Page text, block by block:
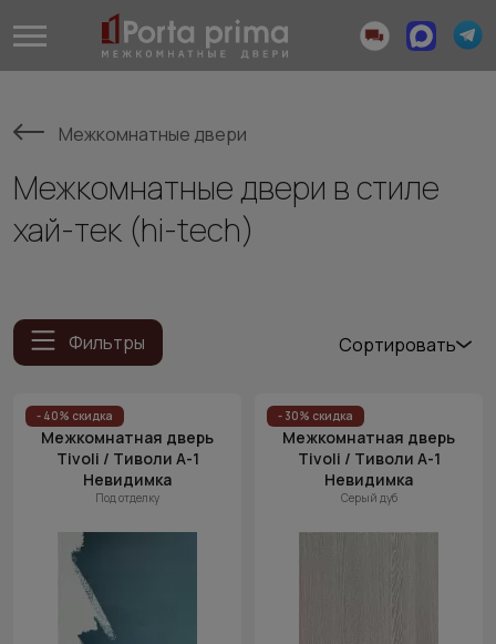
Межкомнатные двери
Межкомнатные двери в стиле
хай-тек (hi-tech)
Фильтры
Сортировать
Цена
(возр.)
Цена (убыв.)
Cначала
новинки
скидки
- 40% скидка
Межкомнатная дверь
Tivoli / Тиволи А-1
Невидимка
Под отделку
- 30% скидка
Межкомнатная дверь
Tivoli / Тиволи А-1
Невидимка
Серый дуб